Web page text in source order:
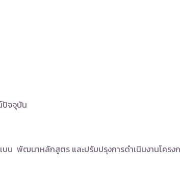
ปัจจุบัน
บบ พัฒนาหลักสูตร และปรับปรุงการดำเนินงานโครง